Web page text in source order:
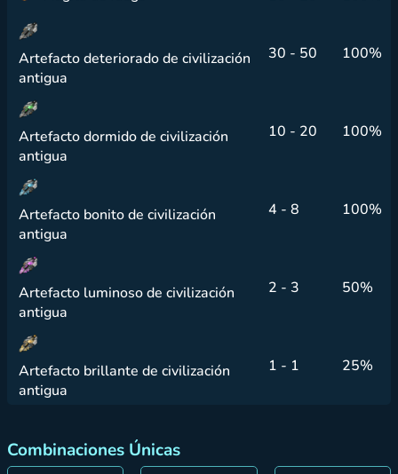
Artefacto deteriorado de civilización
antigua
30 - 50 100%
Artefacto dormido de civilización
antigua
10 - 20 100%
Artefacto bonito de civilización
antigua
4 - 8 100%
Artefacto luminoso de civilización
antigua
2 - 3 50%
Artefacto brillante de civilización
antigua
1 - 1 25%
Combinaciones Únicas